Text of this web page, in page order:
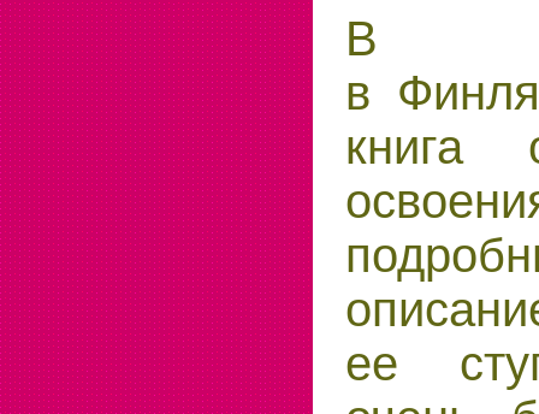
В
в
книга
ее